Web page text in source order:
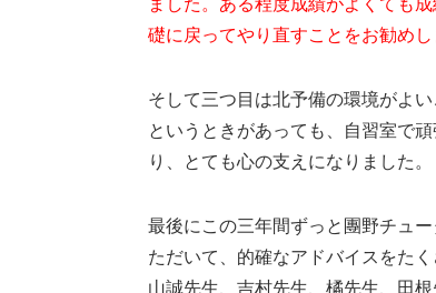
礎に戻ってやり直すことをお勧め
そして三つ目は北予備の環境がよ
というときがあっても、自習室で
り、とても心の支えになりました。
最後にこの三年間ずっと團野チュ
ただいて、的確なアドバイスをた
山誠先生、吉村先生、橘先生、田